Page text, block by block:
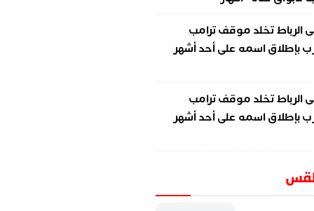
الرباط تخلد موقف ترامب
بإطلاق اسمه على أحد أشهر
الرباط تخلد موقف ترامب
بإطلاق اسمه على أحد أشهر